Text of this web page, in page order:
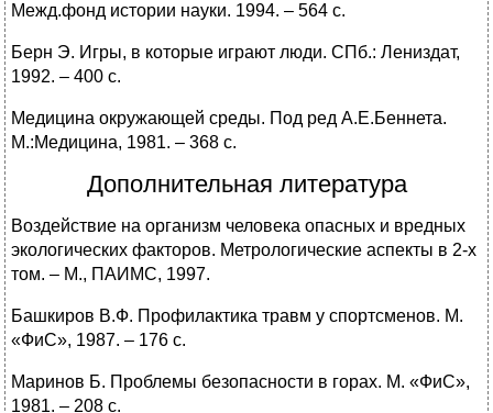
Межд.фонд истории науки. 1994. – 564 с.
Берн Э. Игры, в которые играют люди. СПб.: Лениздат,
1992. – 400 с.
Медицина окружающей среды. Под ред А.Е.Беннета.
М.:Медицина, 1981. – 368 с.
Дополнительная литература
Воздействие на организм человека опасных и вредных
экологических факторов. Метрологические аспекты в 2-х
том. – М., ПАИМС, 1997.
Башкиров В.Ф. Профилактика травм у спортсменов. М.
«ФиС», 1987. – 176 с.
Маринов Б. Проблемы безопасности в горах. М. «ФиС»,
1981. – 208 с.